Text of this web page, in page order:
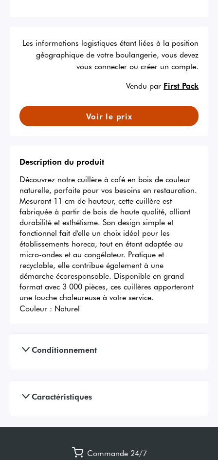
Les informations logistiques étant liées à la position
géographique de votre boulangerie, vous devez
vous connecter ou créer un compte.
Vendu par First Pack
Voir le prix
Description du produit
Découvrez notre cuillère à café en bois de couleur
naturelle, parfaite pour vos besoins en restauration.
Mesurant 11 cm de hauteur, cette cuillère est
fabriquée à partir de bois de haute qualité, alliant
durabilité et esthétisme. Son design simple et
fonctionnel fait d'elle un choix idéal pour les
établissements horeca, tout en étant adaptée au
micro-ondes et au congélateur. Pratique et
recyclable, elle contribue également à une
démarche écoresponsable. Disponible en grand
format avec 3 000 pièces, ces cuillères apporteront
une touche chaleureuse à votre service.
Couleur : Naturel
Conditionnement
Caractéristiques
Commande 24/7